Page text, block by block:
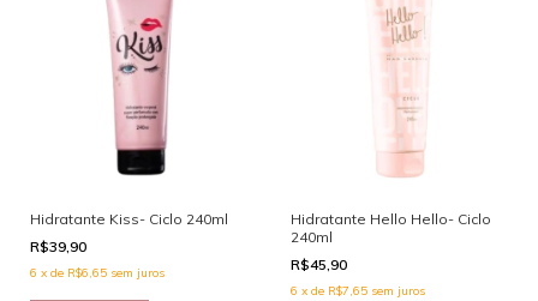
Hidratante Kiss- Ciclo 240ml
R$39,90
6 x de R$6,65 sem juros
Hidratante Hello Hello- Ciclo
240ml
R$45,90
6 x de R$7,65 sem juros